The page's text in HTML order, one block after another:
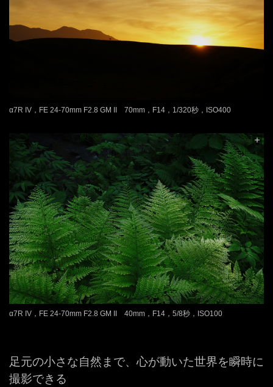
α7R IV，FE 24-70mm F2.8 GM II 70mm，F14，1/320秒，ISO400
α7R IV，FE 24-70mm F2.8 GM II 40mm，F14，5/8秒，ISO100
足元の小さな自然まで、心が動いた世界を瞬時に
撮影できる